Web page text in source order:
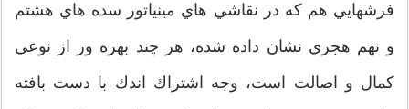
فرشهايي هم كه در نقاشي هاي مينياتور سده هاي هشتم
و نهم هجري نشان داده شده، هر چند بهره ور از نوعي
كمال و اصالت است، وجه اشتراك اندك با دست بافته